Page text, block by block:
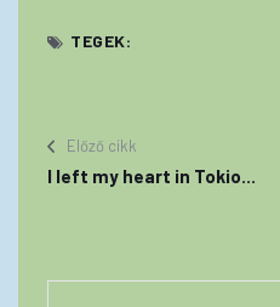
TEGEK:
Előző cikk
I left my heart in Tokio...